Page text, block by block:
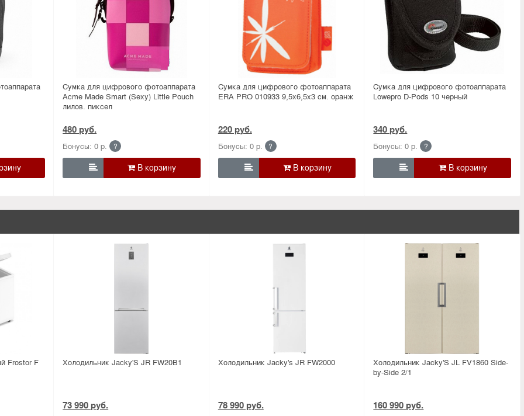
Сумка для цифрового фотоаппарата
Acme Made Smart (Sexy) Little Pouch
лилов. пиксел
480 руб.
Бонусы: 0 р. ?

Сумка для цифрового фотоаппарата
ERA PRO 010933 9,5х6,5х3 см. оранж
220 руб.
Бонусы: 0 р. ?

Сумка для цифрового фотоаппарата
Lowepro D-Pods 10 черный
340 руб.
Бонусы: 0 р. ?

Frostor F
Холодильник Jacky'S JR FW20B1
73 990 руб.
Холодильник Jacky's JR FW2000
78 990 руб.
Холодильник Jacky'S JL FV1860 Side-
by-Side 2/1
160 990 руб.